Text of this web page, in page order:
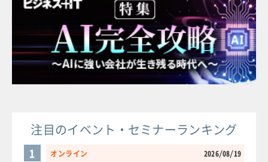
注目のイベント・セミナーランキング
オンライン 2026/08/19
1